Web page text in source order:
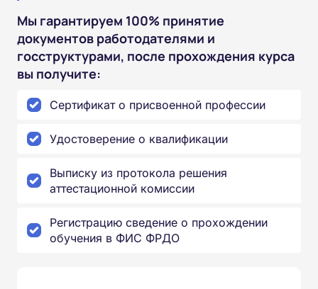
Мы гарантируем 100% принятие
документов работодателями и
госструктурами, после прохождения курса
вы получите:
Сертификат о присвоенной профессии
Удостоверение о квалификации
Выписку из протокола решения
аттестационной комиссии
Регистрацию сведение о прохождении
обучения в ФИС ФРДО